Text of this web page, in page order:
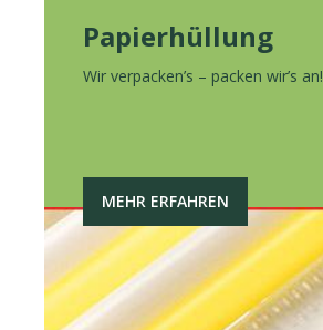
Papierhüllung
Wir verpacken’s – packen wir’s an!
MEHR ERFAHREN